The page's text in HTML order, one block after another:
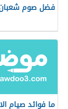
فضل صوم
ما فوائد صيام